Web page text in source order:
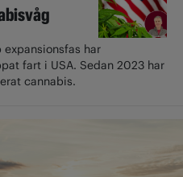
expansionsfas har
fart i USA. Sedan 2023 har
cannabis.